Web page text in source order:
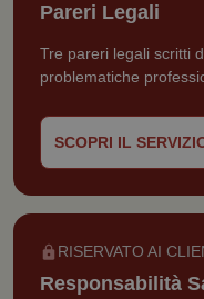
Pareri Legali
Tre pareri legali scritti
problematiche
SCOPRI IL
RISERVATO AI
Responsabilità